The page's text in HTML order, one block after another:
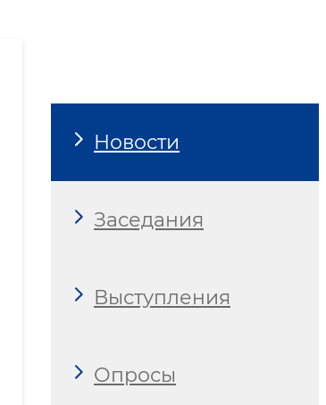
Новости
Заседания
Выступления
Опросы